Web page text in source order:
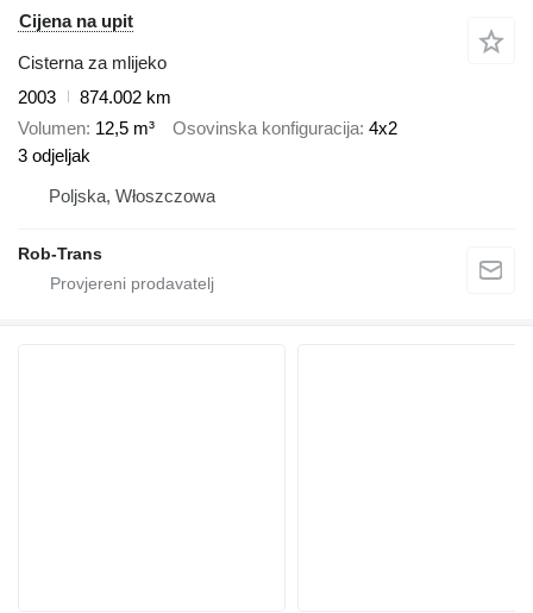
Cijena na upit
Cisterna za mlijeko
2003
874.002 km
Volumen 12,5 m³ Osovinska konfiguracija 4x2
3 odjeljak
Poljska, Włoszczowa
Rob-Trans